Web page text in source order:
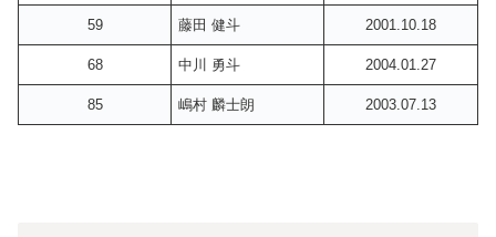
59 藤田 健斗 2001.10.18
68 中川 勇斗 2004.01.27
85 嶋村 麟士朗 2003.07.13